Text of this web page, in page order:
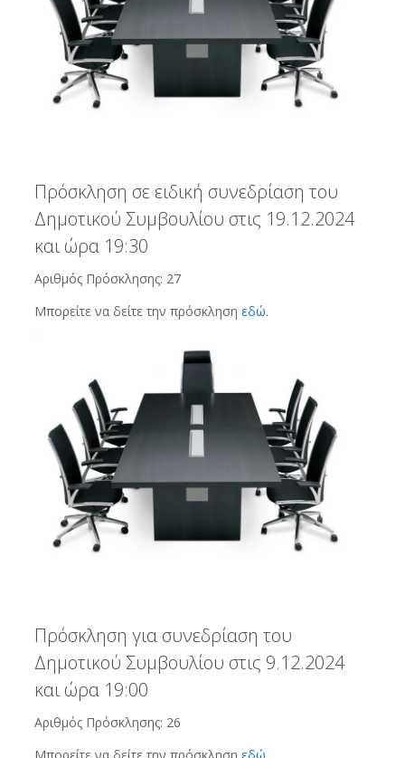
Πρόσκληση σε ειδική συνεδρίαση του
Δημοτικού Συμβουλίου στις 19.12.2024
και ώρα 19:30
Αριθμός Πρόσκλησης: 27
Μπορείτε να δείτε την πρόσκληση εδώ.
Πρόσκληση για συνεδρίαση του
Δημοτικού Συμβουλίου στις 9.12.2024
και ώρα 19:00
Αριθμός Πρόσκλησης: 26